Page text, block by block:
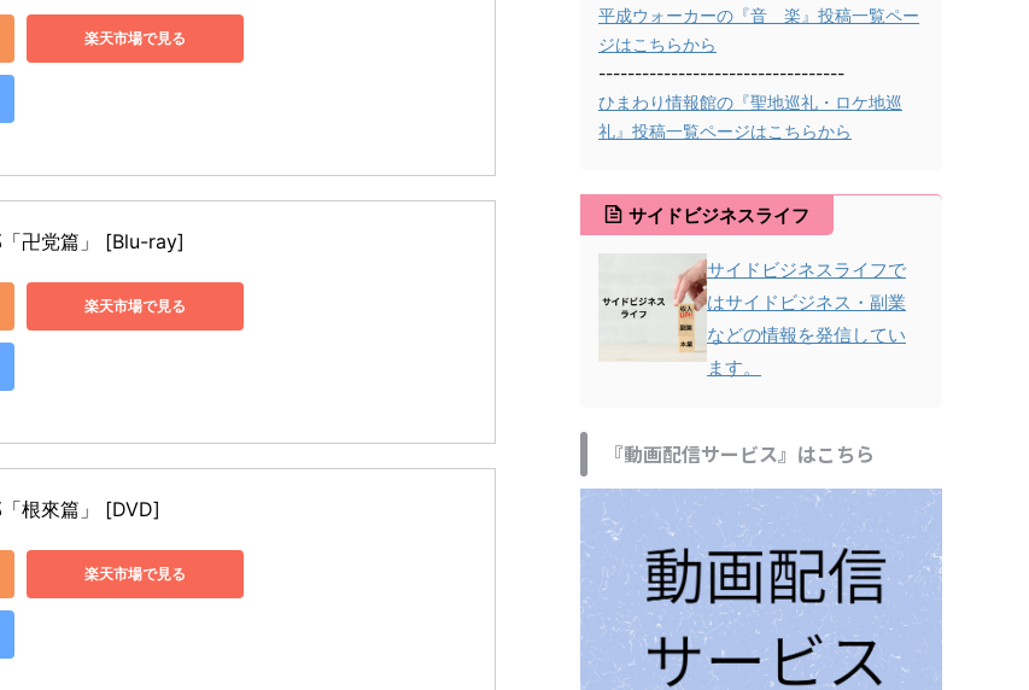
楽天市場で見る
卍党篇」 [Blu-ray]
楽天市場で見る
根來篇」 [DVD]
楽天市場で見る
平成ウォーカーの『音 楽』投稿一覧ペー
ジはこちらから
----------------------------------
ひまわり情報館の『聖地巡礼・ロケ地巡
礼』投稿一覧ページはこちらから
サイドビジネスライフ
サイドビジネスライフで
はサイドビジネス・副業
などの情報を発信してい
ます。
『動画配信サービス』はこちら